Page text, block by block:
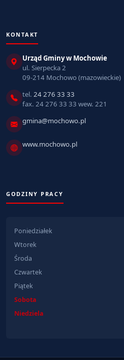
KONTAKT
Urząd Gminy w Mochowie
ul. Sierpecka 2
09-214 Mochowo (mazowieckie)
tel. 24 276 33 33
fax. 24 276 33 33 wew. 221
gmina@mochowo.pl
www.mochowo.pl
GODZINY PRACY
Poniedziałek
Wtorek
Środa
Czwartek
Piątek
Sobota
Niedziela